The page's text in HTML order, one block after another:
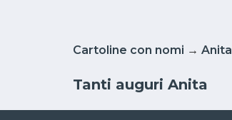
Cartoline con nomi → Anita
Tanti auguri Anita